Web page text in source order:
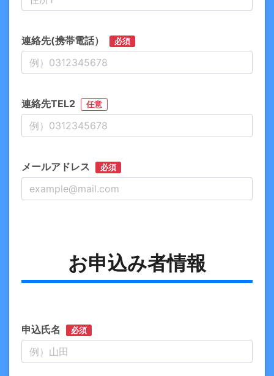
連絡先(携帯電話） 必須
連絡先TEL2 任意
メールアドレス 必須
お申込み者情報
申込氏名 必須